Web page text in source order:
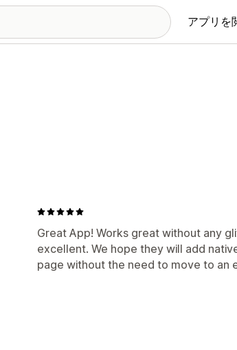
アプリを
Great App! Works great without any
excellent. We hope they will add
page without the need to move to an